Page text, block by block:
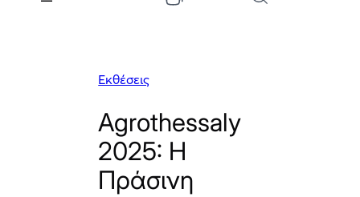
Εκθέσεις
Agrothessaly
2025: Η
Πράσινη